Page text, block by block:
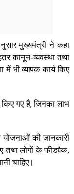
मुख्यमंत्री ने कहा
कानून-व्यवस्था तथा
में भी व्यापक कार्य किए
किए गए हैं, जिनका लाभ
योजनाओं की जानकारी
तथा लोगों के फीडबैक,
चाहिए।